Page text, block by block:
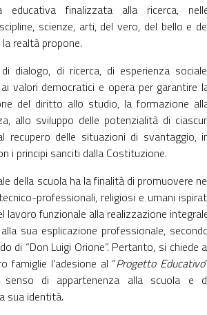
educativa finalizzata alla ricerca,
scienze, arti, del vero, del bello e
realtà propone.
dialogo, di ricerca, di esperienza
valori democratici e opera per garantire
del diritto allo studio, la formazione
allo sviluppo delle potenzialità di
recupero delle situazioni di svantaggio,
i principi sanciti dalla Costituzione.
della scuola ha la finalità di promuovere
professionali, religiosi e umani
lavoro funzionale alla realizzazione
sua esplicazione professionale,
di “Don Luigi Orione”. Pertanto, si chiede
famiglie l’adesione al “Progetto Educativo
di appartenenza alla scuola e
sua identità.